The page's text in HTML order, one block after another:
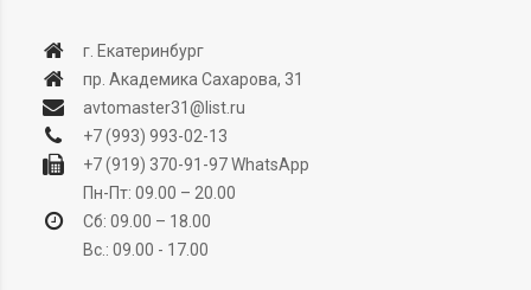
г. Екатеринбург
пр. Академика Сахарова, 31
avtomaster31@list.ru
+7 (993) 993-02-13
+7 (919) 370-91-97WhatsApp
Пн-Пт: 09.00 – 20.00
Сб: 09.00 – 18.00
Вс.: 09.00 - 17.00